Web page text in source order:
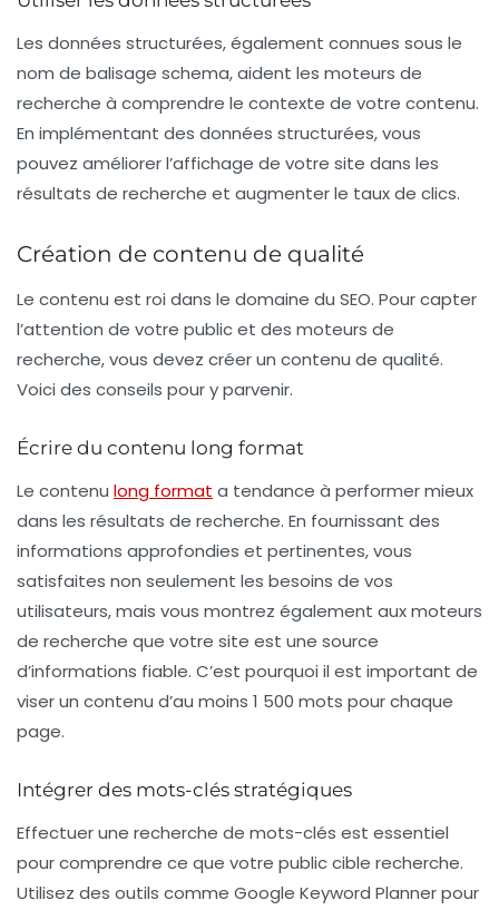
Les données structurées, également connues sous le
nom de balisage schema, aident les moteurs de
recherche à comprendre le contexte de votre contenu.
En implémentant des données structurées, vous
pouvez améliorer l’affichage de votre site dans les
résultats de recherche et augmenter le taux de clics.
Création de contenu de qualité
Le contenu est roi dans le domaine du SEO. Pour capter
l’attention de votre public et des moteurs de
recherche, vous devez créer un contenu de qualité.
Voici des conseils pour y parvenir.
Écrire du contenu long format
Le contenu long format a tendance à performer mieux
dans les résultats de recherche. En fournissant des
informations approfondies et pertinentes, vous
satisfaites non seulement les besoins de vos
utilisateurs, mais vous montrez également aux moteurs
de recherche que votre site est une source
d’informations fiable. C’est pourquoi il est important de
viser un contenu d’au moins 1 500 mots pour chaque
page.
Intégrer des mots-clés stratégiques
Effectuer une recherche de mots-clés est essentiel
pour comprendre ce que votre public cible recherche.
Utilisez des outils comme Google Keyword Planner pour